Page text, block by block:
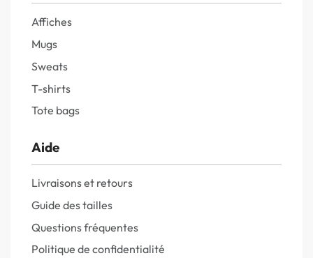
Affiches
Mugs
Sweats
T-shirts
Tote bags
Aide
Livraisons et retours
Guide des tailles
Questions fréquentes
Politique de confidentialité